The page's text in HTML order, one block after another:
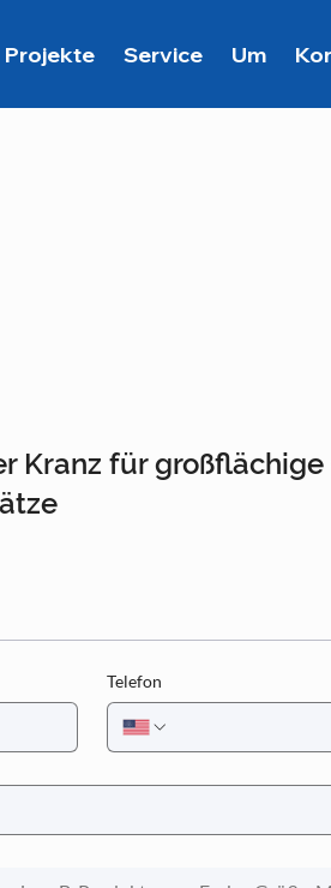
Projekte Service Um
Kranz für
Telefon